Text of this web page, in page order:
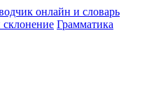
склонение Грамматика